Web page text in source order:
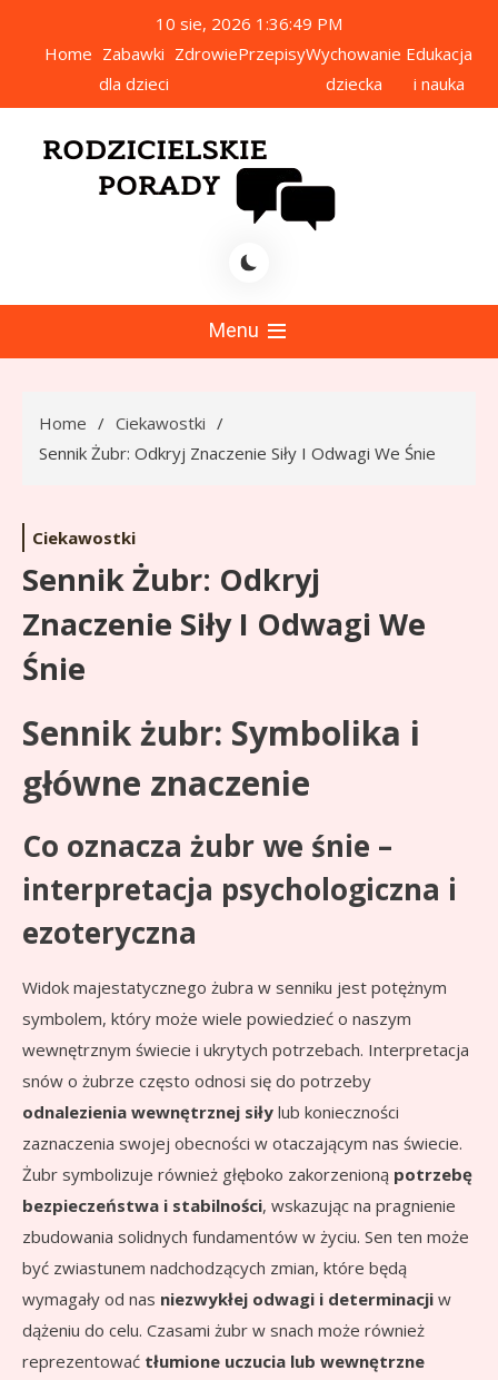
10 sie, 2026 1:36:50 PM
Home Zabawki
dla dzieci
ZdrowiePrzepisyWychowanie
dziecka
Edukacja
i nauka
Porady
Menu
Home
Ciekawostki
Sennik Żubr: Odkryj Znaczenie Siły I Odwagi We Śnie
Ciekawostki
Sennik Żubr: Odkryj
Znaczenie Siły I Odwagi We
Śnie
Sennik żubr: Symbolika i
główne znaczenie
Co oznacza żubr we śnie –
interpretacja psychologiczna i
ezoteryczna
Widok majestatycznego żubra w senniku jest potężnym
symbolem, który może wiele powiedzieć o naszym
wewnętrznym świecie i ukrytych potrzebach. Interpretacja
snów o żubrze często odnosi się do potrzeby
odnalezienia wewnętrznej siły lub konieczności
zaznaczenia swojej obecności w otaczającym nas świecie.
Żubr symbolizuje również głęboko zakorzenioną potrzebę
bezpieczeństwa i stabilności, wskazując na pragnienie
zbudowania solidnych fundamentów w życiu. Sen ten może
być zwiastunem nadchodzących zmian, które będą
wymagały od nas niezwykłej odwagi i determinacji w
dążeniu do celu. Czasami żubr w snach może również
reprezentować tłumione uczucia lub wewnętrzne